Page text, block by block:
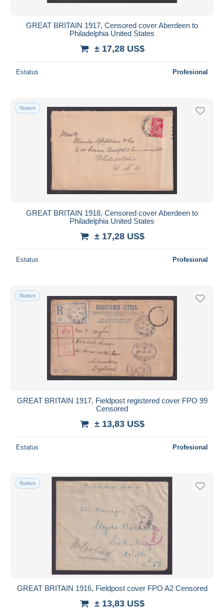
GREAT BRITAIN 1917, Censored cover Aberdeen to
Philadelphia United States
± 17,28 US$
Estatus Profesional
Nuevo
GREAT BRITAIN 1918, Censored cover Aberdeen to
Philadelphia United States
± 17,28 US$
Estatus Profesional
Nuevo
GREAT BRITAIN 1917, Fieldpost registered cover FPO 99
Censored
± 13,83 US$
Estatus Profesional
Nuevo
GREAT BRITAIN 1916, Fieldpost cover FPO A2 Censored
± 13,83 US$